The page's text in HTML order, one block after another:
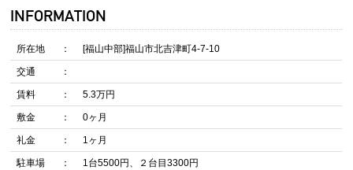
INFORMATION
所在地 [福山中部]福山市北吉津町4-7-10
交通
賃料 5.3万円
敷金 0ヶ月
礼金 1ヶ月
駐車場 1台5500円、２台目3300円